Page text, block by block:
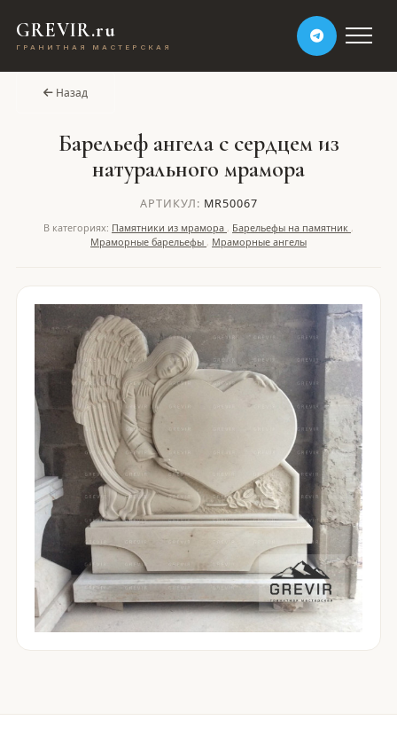
GREVIR.ru
ГРАНИТНАЯ МАСТЕРСКАЯ
Назад
Барельеф ангела с сердцем из
натурального мрамора
АРТИКУЛ: MR50067
В категориях: Памятники из мрамора , Барельефы на памятник ,
Мраморные барельефы , Мраморные ангелы